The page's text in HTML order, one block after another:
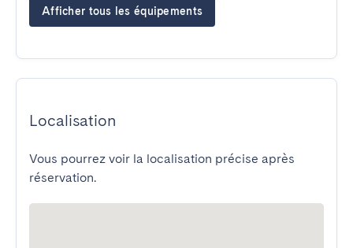
Afficher tous les équipements
Localisation
Vous pourrez voir la localisation précise après
réservation.